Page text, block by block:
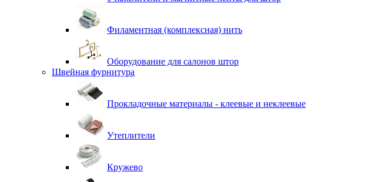
Филаментная (комплексная) нить
Оборудование для салонов штор
Швейная фурнитура
Прокладочные материалы - клеевые и неклеевые
Утеплители
Кружево